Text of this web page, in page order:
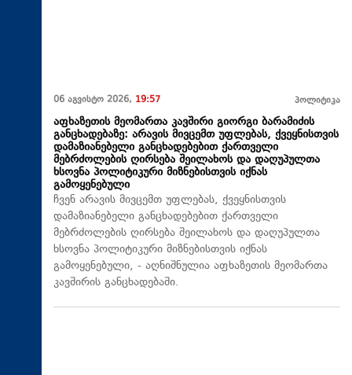
06 აგვისტო 2026, 19:57 პოლიტიკა
აფხაზეთის მეომართა კავშირი გიორგი ბარამიძის
განცხადებაზე: არავის მივცემთ უფლებას, ქვეყნისთვის
დამაზიანებელი განცხადებებით ქართველი
მებრძოლების ღირსება შეილახოს და დაღუპულთა
ხსოვნა პოლიტიკური მიზნებისთვის იქნას
გამოყენებული
ჩვენ არავის მივცემთ უფლებას, ქვეყნისთვის
დამაზიანებელი განცხადებებით ქართველი
მებრძოლების ღირსება შეილახოს და დაღუპულთა
ხსოვნა პოლიტიკური მიზნებისთვის იქნას
გამოყენებული, - აღნიშნულია აფხაზეთის მეომართა
კავშირის განცხადებაში.